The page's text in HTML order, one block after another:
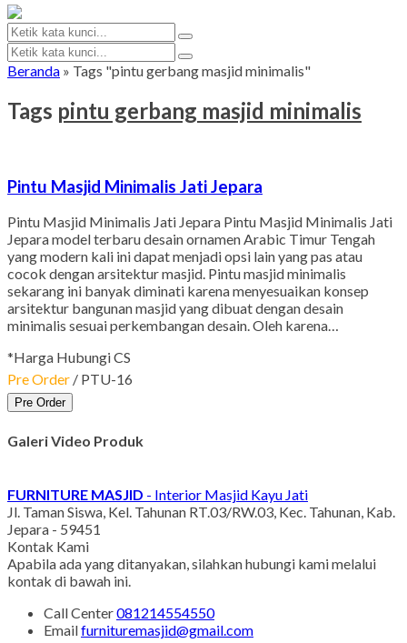
Beranda » Tags "pintu gerbang masjid minimalis"
Tags pintu gerbang masjid minimalis
Pintu Masjid Minimalis Jati Jepara
Pintu Masjid Minimalis Jati Jepara Pintu Masjid Minimalis Jati
Jepara model terbaru desain ornamen Arabic Timur Tengah
yang modern kali ini dapat menjadi opsi lain yang pas atau
cocok dengan arsitektur masjid. Pintu masjid minimalis
sekarang ini banyak diminati karena menyesuaikan konsep
arsitektur bangunan masjid yang dibuat dengan desain
minimalis sesuai perkembangan desain. Oleh karena…
*Harga Hubungi CS
Pre Order / PTU-16
Pre Order
Galeri Video Produk
FURNITURE MASJID - Interior Masjid Kayu Jati
Jl. Taman Siswa, Kel. Tahunan RT.03/RW.03, Kec. Tahunan, Kab.
Jepara - 59451
Kontak Kami
Apabila ada yang ditanyakan, silahkan hubungi kami melalui
kontak di bawah ini.
Call Center081214554550
Emailfurnituremasjid@gmail.com